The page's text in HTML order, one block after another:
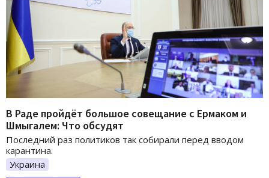
В Раде пройдёт большое совещание с Ермаком и
Шмыгалем: Что обсудят
Последний раз политиков так собирали перед вводом
карантина.
Украина